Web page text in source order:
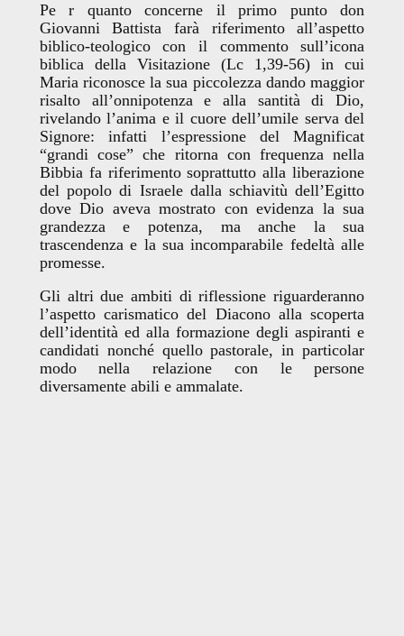
Pe r quanto concerne il primo punto don
Giovanni Battista farà riferimento all’aspetto
biblico-teologico con il commento sull’icona
biblica della Visitazione (Lc 1,39-56) in cui
Maria riconosce la sua piccolezza dando maggior
risalto all’onnipotenza e alla santità di Dio,
rivelando l’anima e il cuore dell’umile serva del
Signore: infatti l’espressione del Magnificat
“grandi cose” che ritorna con frequenza nella
Bibbia fa riferimento soprattutto alla liberazione
del popolo di Israele dalla schiavitù dell’Egitto
dove Dio aveva mostrato con evidenza la sua
grandezza e potenza, ma anche la sua
trascendenza e la sua incomparabile fedeltà alle
promesse.
Gli altri due ambiti di riflessione riguarderanno
l’aspetto carismatico del Diacono alla scoperta
dell’identità ed alla formazione degli aspiranti e
candidati nonché quello pastorale, in particolar
modo nella relazione con le persone
diversamente abili e ammalate.